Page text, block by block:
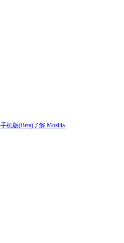
手机版(Beta)了解 Mozilla